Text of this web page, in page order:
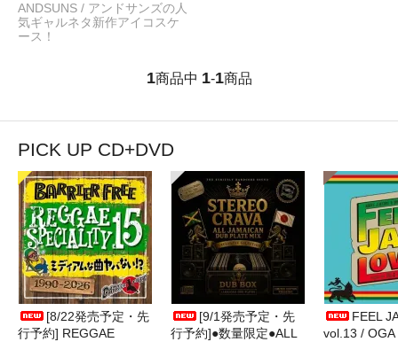
ANDSUNS / アンドサンズの人
気ギャルネタ新作アイコスケ
ース！
1商品中 1-1商品
PICK UP CD+DVD
[8/22発売予定・先
行予約] REGGAE
[9/1発売予定・先
行予約]●数量限定●ALL
FEEL
vol.13 / OGA